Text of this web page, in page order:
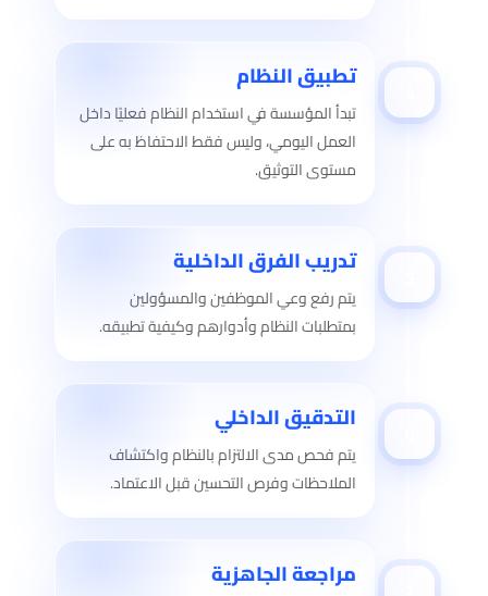
تطبيق النظام
تبدأ المؤسسة في استخدام النظام فعليًا داخل
العمل اليومي، وليس فقط الاحتفاظ به على
مستوى التوثيق.
تدريب الفرق الداخلية
يتم رفع وعي الموظفين والمسؤولين
بمتطلبات النظام وأدوارهم وكيفية تطبيقه.
التدقيق الداخلي
يتم فحص مدى الالتزام بالنظام واكتشاف
الملاحظات وفرص التحسين قبل الاعتماد.
مراجعة الجاهزية